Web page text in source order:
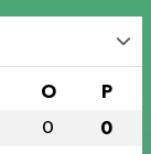
O P
0 0